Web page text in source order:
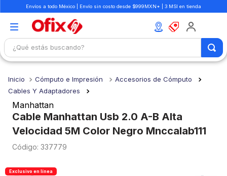
Envíos a todo México | Envío sin costo desde $999MXN* | 3 MSI en tienda
¿Qué estás buscando?
Cómputo e Impresión
Accesorios de Cómputo
Cables Y Adaptadores
Manhattan
Cable Manhattan Usb 2.0 A-B Alta
Velocidad 5M Color Negro Mnccalab111
: 337779
Exclusivo en línea
1.
mochilas
2.
libretas
3.
cuaderno
4
cuadernos
colores
6.
boligrafo